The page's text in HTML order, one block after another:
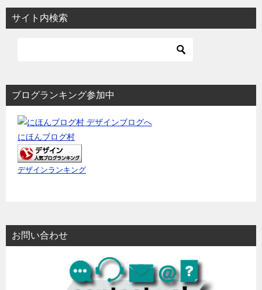
ー
サイト内検索
ブログランキング参加中
にほんブログ村
デザインランキング
お問い合わせ